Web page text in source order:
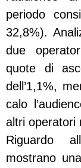
periodo
32,8%).
due
quote di
dell’1,1%,
calo
altri operatori
Riguardo
mostrano